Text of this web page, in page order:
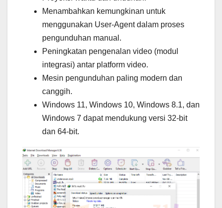
Menambahkan kemungkinan untuk
menggunakan User-Agent dalam proses
pengunduhan manual.
Peningkatan pengenalan video (modul
integrasi) antar platform video.
Mesin pengunduhan paling modern dan
canggih.
Windows 11, Windows 10, Windows 8.1, dan
Windows 7 dapat mendukung versi 32-bit
dan 64-bit.